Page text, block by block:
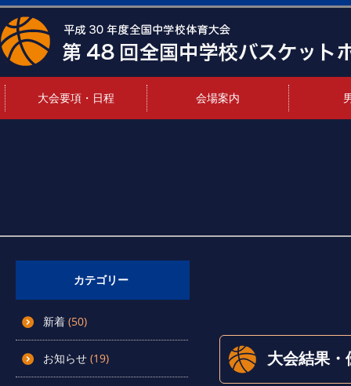
大会要項・日程 会場案内
カテゴリー
新着 (50)
お知らせ (19) 大会結果